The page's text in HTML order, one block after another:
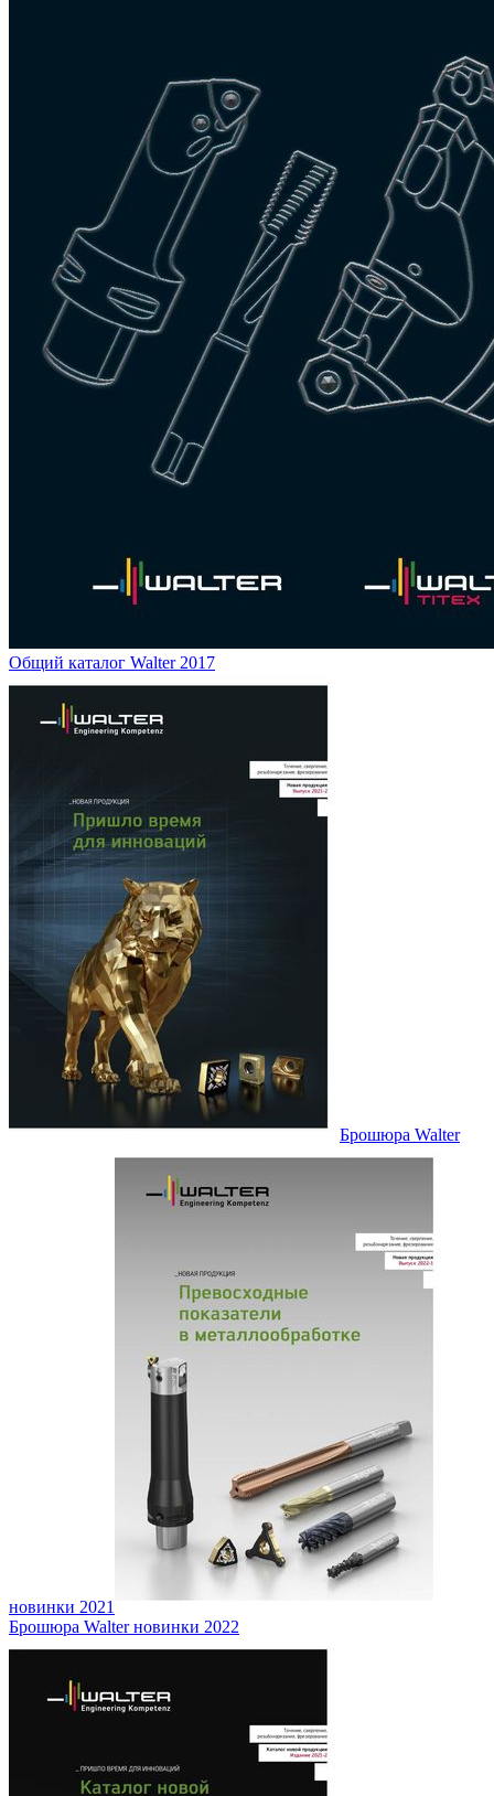
Общий каталог Walter 2017
Брошюра Walter
новинки 2021
Брошюра Walter новинки 2022